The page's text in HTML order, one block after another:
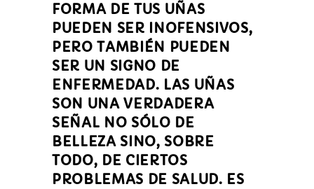
FORMA DE TUS UÑAS
PUEDEN SER INOFENSIVOS,
PERO TAMBIÉN PUEDEN
SER UN SIGNO DE
ENFERMEDAD. LAS UÑAS
SON UNA VERDADERA
SEÑAL NO SÓLO DE
BELLEZA SINO, SOBRE
TODO, DE CIERTOS
PROBLEMAS DE SALUD. ES